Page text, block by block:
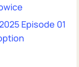
Episode 01